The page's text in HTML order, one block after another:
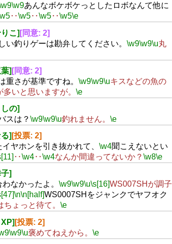
\w9あんなボケボケっとしたロボなんて他に
‥\w5‥\w5‥\w5\e
こ] [同意: 2]
い釣りゲーは勘弁してください。 \w9\w9\u丸
] [同意: 2]
重さが基準ですね。 \w9\w9\uキスなどの魚の
いと思いますが。 \e
の]
スは？ \w9\w9\u釣れません。 \e
] [投票: 2]
ヤホンを引き抜かれて、 \w4聞こえないとい
‥\w4‥\w4なんか間違ってないか？ \w8\e
]
なかったよ。 \w9\w9\u\s[16]WS007SHが調子
\n\n[half]WS0007SHをジャンクでヤフオク
ちょっと待て。 \e
[投票: 2]
\w9\u褒めてねえから。 \e